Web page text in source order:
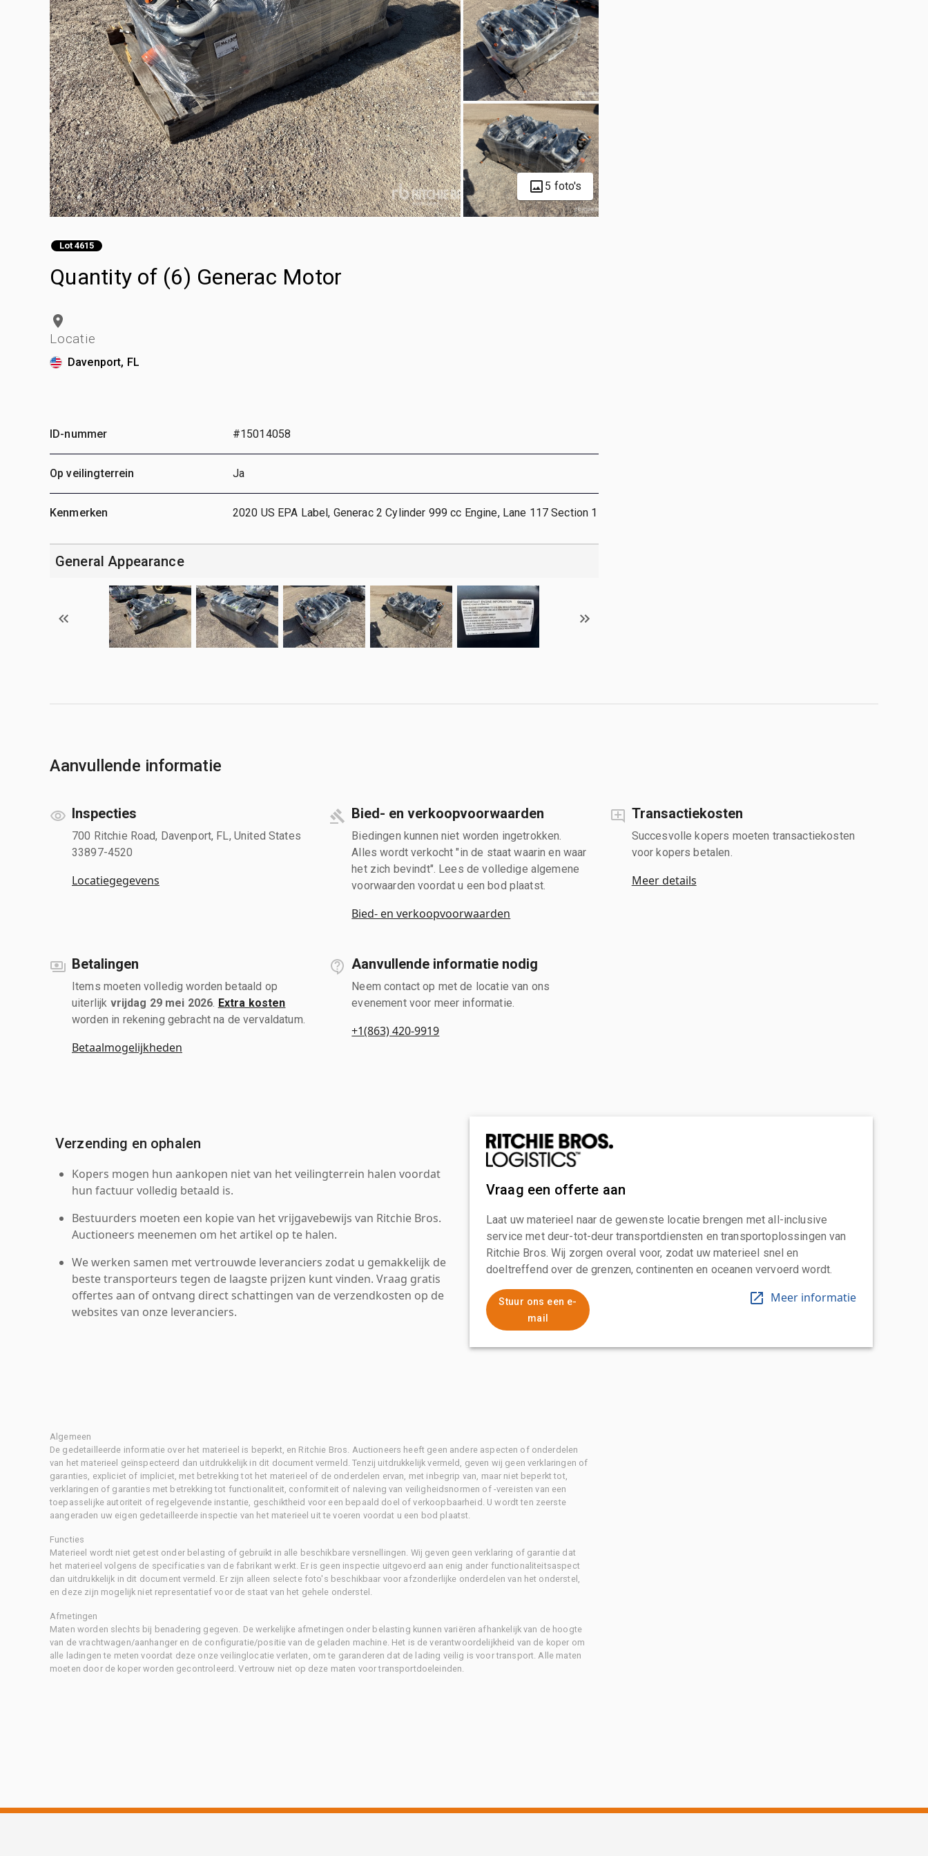
5 foto's
Lot 4615
Quantity of (6) Generac Motor
Locatie
Davenport, FL
ID-nummer #15014058
Op veilingterrein Ja
Kenmerken 2020 US EPA Label, Generac 2 Cylinder 999 cc Engine, Lane 117 Section 1
General Appearance
Aanvullende informatie
Inspecties
700 Ritchie Road, Davenport, FL, United States
33897-4520
Locatiegegevens
Bied- en verkoopvoorwaarden
Biedingen kunnen niet worden ingetrokken.
Alles wordt verkocht "in de staat waarin en waar
het zich bevindt". Lees de volledige algemene
voorwaarden voordat u een bod plaatst.
Bied- en verkoopvoorwaarden
Transactiekosten
Succesvolle kopers moeten transactiekosten
voor kopers betalen.
Meer details
Betalingen
Items moeten volledig worden betaald op
uiterlijk vrijdag 29 mei 2026 Extra kosten
worden in rekening gebracht na de vervaldatum.
Betaalmogelijkheden
Aanvullende informatie nodig
Neem contact op met de locatie van ons
evenement voor meer informatie.
+1(863) 420-9919
Verzending en ophalen
Kopers mogen hun aankopen niet van het veilingterrein halen voordat
hun factuur volledig betaald is.
Bestuurders moeten een kopie van het vrijgavebewijs van Ritchie Bros.
Auctioneers meenemen om het artikel op te halen.
We werken samen met vertrouwde leveranciers zodat u gemakkelijk de
beste transporteurs tegen de laagste prijzen kunt vinden. Vraag gratis
offertes aan of ontvang direct schattingen van de verzendkosten op de
websites van onze leveranciers.
Vraag een offerte aan
Laat uw materieel naar de gewenste locatie brengen met all-inclusive
service met deur-tot-deur transportdiensten en transportoplossingen van
Ritchie Bros. Wij zorgen overal voor, zodat uw materieel snel en
doeltreffend over de grenzen, continenten en oceanen vervoerd wordt.
Stuur ons een e-
mail
Meer informatie
Algemeen
De gedetailleerde informatie over het materieel is beperkt, en Ritchie Bros. Auctioneers heeft geen andere aspecten of onderdelen
van het materieel geïnspecteerd dan uitdrukkelijk in dit document vermeld. Tenzij uitdrukkelijk vermeld, geven wij geen verklaringen of
garanties, expliciet of impliciet, met betrekking tot het materieel of de onderdelen ervan, met inbegrip van, maar niet beperkt tot,
verklaringen of garanties met betrekking tot functionaliteit, conformiteit of naleving van veiligheidsnormen of -vereisten van een
toepasselijke autoriteit of regelgevende instantie, geschiktheid voor een bepaald doel of verkoopbaarheid. U wordt ten zeerste
aangeraden uw eigen gedetailleerde inspectie van het materieel uit te voeren voordat u een bod plaatst.
Functies
Materieel wordt niet getest onder belasting of gebruikt in alle beschikbare versnellingen. Wij geven geen verklaring of garantie dat
het materieel volgens de specificaties van de fabrikant werkt. Er is geen inspectie uitgevoerd aan enig ander functionaliteitsaspect
dan uitdrukkelijk in dit document vermeld. Er zijn alleen selecte foto's beschikbaar voor afzonderlijke onderdelen van het onderstel,
en deze zijn mogelijk niet representatief voor de staat van het gehele onderstel.
Afmetingen
Maten worden slechts bij benadering gegeven. De werkelijke afmetingen onder belasting kunnen variëren afhankelijk van de hoogte
van de vrachtwagen/aanhanger en de configuratie/positie van de geladen machine. Het is de verantwoordelijkheid van de koper om
alle ladingen te meten voordat deze onze veilinglocatie verlaten, om te garanderen dat de lading veilig is voor transport. Alle maten
moeten door de koper worden gecontroleerd. Vertrouw niet op deze maten voor transportdoeleinden.